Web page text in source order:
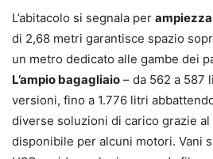
L’abitacolo si segnala per
di 2,68 metri garantisce spazio
un metro dedicato alle gambe dei
L’ampio bagagliaio – da 562 a 587
versioni, fino a 1.776 litri
diverse soluzioni di carico grazie
disponibile per alcuni motori. Vani